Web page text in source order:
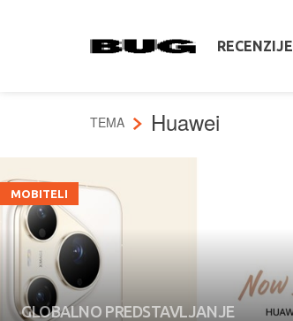
RECENZIJE
TEMA Huawei
MOBITELI
GLOBALNO PREDSTAVLJANJE